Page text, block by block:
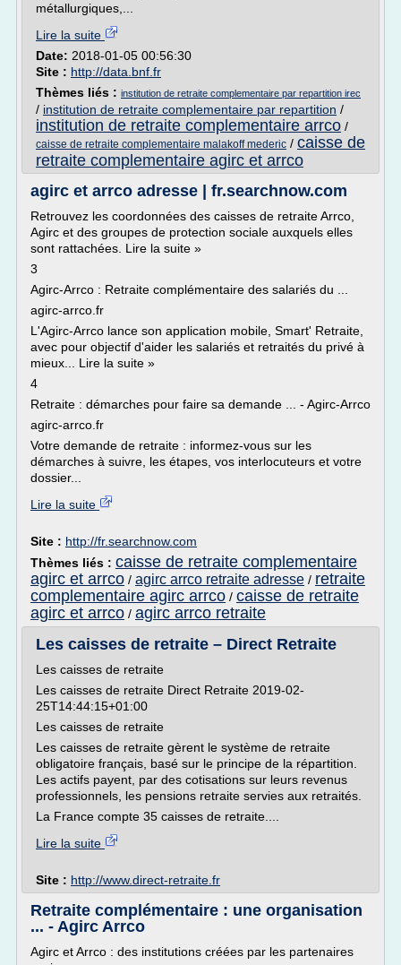
métallurgiques,...
Lire la suite
Date: 2018-01-05 00:56:30
Site : http://data.bnf.fr
Thèmes liés : institution de retraite complementaire par repartition irec
/ institution de retraite complementaire par repartition /
institution de retraite complementaire arrco /
caisse de retraite complementaire malakoff mederic / caisse de
retraite complementaire agirc et arrco
agirc et arrco adresse | fr.searchnow.com
Retrouvez les coordonnées des caisses de retraite Arrco,
Agirc et des groupes de protection sociale auxquels elles
sont rattachées. Lire la suite »
3
Agirc-Arrco : Retraite complémentaire des salariés du ...
agirc-arrco.fr
L'Agirc-Arrco lance son application mobile, Smart' Retraite,
avec pour objectif d'aider les salariés et retraités du privé à
mieux... Lire la suite »
4
Retraite : démarches pour faire sa demande ... - Agirc-Arrco
agirc-arrco.fr
Votre demande de retraite : informez-vous sur les
démarches à suivre, les étapes, vos interlocuteurs et votre
dossier...
Lire la suite
Site : http://fr.searchnow.com
Thèmes liés : caisse de retraite complementaire
agirc et arrco / agirc arrco retraite adresse / retraite
complementaire agirc arrco / caisse de retraite
agirc et arrco / agirc arrco retraite
Les caisses de retraite – Direct Retraite
Les caisses de retraite
Les caisses de retraite Direct Retraite 2019-02-
25T14:44:15+01:00
Les caisses de retraite
Les caisses de retraite gèrent le système de retraite
obligatoire français, basé sur le principe de la répartition.
Les actifs payent, par des cotisations sur leurs revenus
professionnels, les pensions retraite servies aux retraités.
La France compte 35 caisses de retraite....
Lire la suite
Site : http://www.direct-retraite.fr
Retraite complémentaire : une organisation
... - Agirc Arrco
Agirc et Arrco : des institutions créées par les partenaires